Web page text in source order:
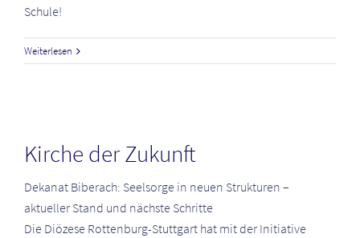
Schule!
Weiterlesen
Kirche der Zukunft
Dekanat Biberach: Seelsorge in neuen Strukturen –
aktueller Stand und nächste Schritte
Die Diözese Rottenburg-Stuttgart hat mit der Initiative